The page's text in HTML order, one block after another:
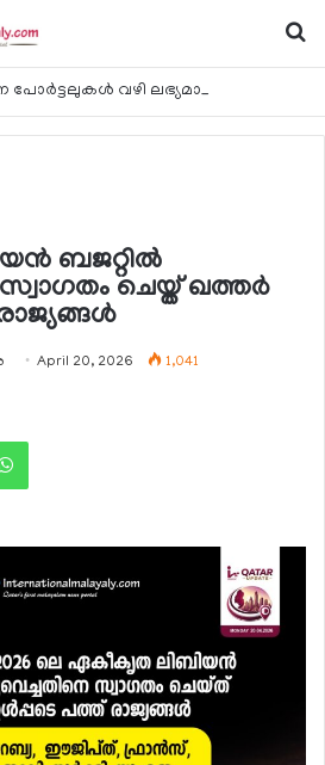
ബജറ്റില്‍
സ്വാഗതം ചെയ്ത് ഖത്തര്‍
April 20, 2026 1,041
WhatsApp